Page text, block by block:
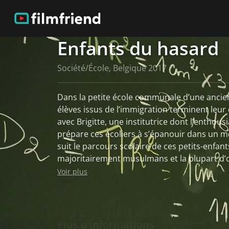
Enfants du hasard
Société/École, Belgique 2017
Dans la petite école communale d’une
élèves issus de l’immigration terminent leur
avec Brigitte, une institutrice dont
prépare ces écoliers à s’épanouir dans un
suit le parcours scolaire de ces petits-
majoritairement musulmans et la plupart
certains de leurs aînés font le choix d’un
en lumière la manière dont les enfants
donner un sens à leur vie. Il saisit leurs
des attentats terroristes et face au
sociaux. Ode à la vie, narré par la voix des
Voir plus